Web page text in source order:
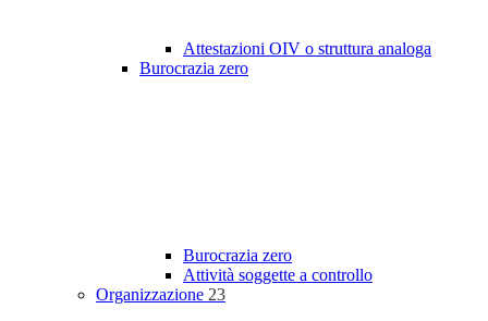
Attestazioni OIV o struttura analoga
Burocrazia zero
Burocrazia zero
Attività soggette a controllo
Organizzazione 23